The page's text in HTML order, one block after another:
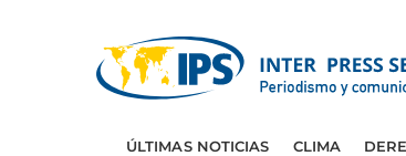
ÚLTIMAS NOTICIAS CLIMA